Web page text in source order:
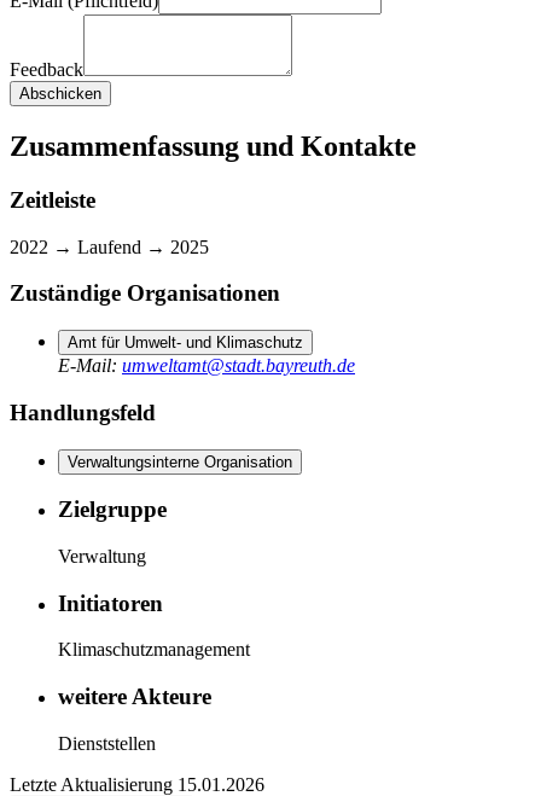
Feedback
Abschicken
Zusammenfassung und Kontakte
Zeitleiste
2022 → Laufend → 2025
Zuständige Organisationen
Amt für Umwelt- und Klimaschutz
E-Mail: umweltamt@stadt.bayreuth.de
Handlungsfeld
Verwaltungsinterne Organisation
Zielgruppe
Verwaltung
Initiatoren
Klimaschutzmanagement
weitere Akteure
Dienststellen
Letzte Aktualisierung 15.01.2026